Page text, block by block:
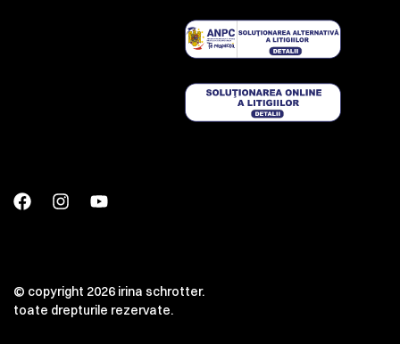
© copyright 2026 irina schrotter.
toate drepturile rezervate.